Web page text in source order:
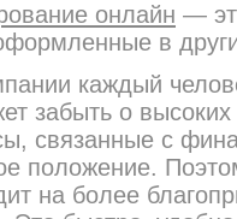
онлайн —
в
каждый
забыть о
связанные с
положение.
на более